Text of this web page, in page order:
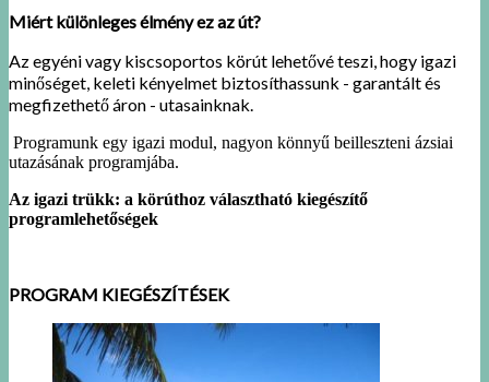
Miért különleges élmény ez az út?
Az egyéni vagy kiscsoportos körút lehetővé teszi, hogy igazi
minőséget, keleti kényelmet biztosíthassunk - garantált és
megfizethető áron - utasainknak.
Programunk egy igazi modul, nagyon könnyű beilleszteni ázsiai
utazásának programjába.
Az igazi trükk: a körúthoz választható kiegészítő
programlehetőségek
PROGRAM KIEGÉSZÍTÉSEK